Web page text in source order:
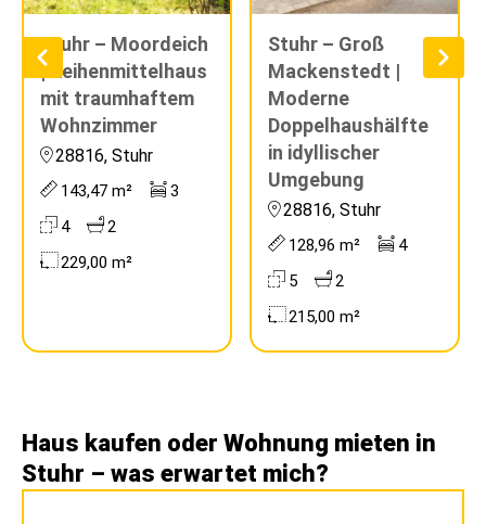
Stuhr – Moordeich
| Reihenmittelhaus
mit traumhaftem
Wohnzimmer
28816, Stuhr
143,47 m²
3
4
2
229,00 m²
Stuhr – Groß
Mackenstedt |
Moderne
Doppelhaushälfte
in idyllischer
Umgebung
28816, Stuhr
128,96 m²
4
5
2
215,00 m²
Haus kaufen oder Wohnung mieten in
Stuhr – was erwartet mich?